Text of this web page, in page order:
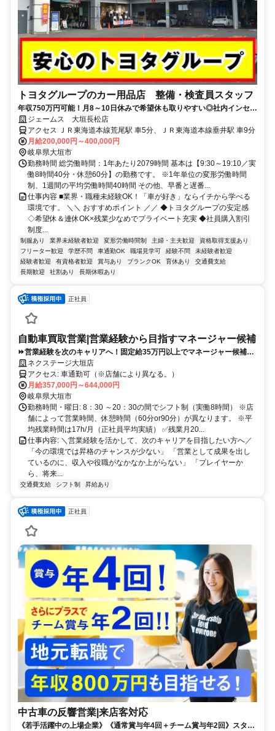
トヨタグループのカー用品店 整備・検査員スタッフ
年収750万円可能！月8～10日休みで希望休も取りやすい◎社内インセン
ティブ・勤続表彰・各種福利厚生・評価制度・社内研修・各種資格取得
支援など、従業員サポート充実！
ジェームス 大垣長松店
アクセス ＪＲ東海道本線荒尾駅 車5分、ＪＲ東海道本線垂井駅 車9分
月給200,000円～400,000円
岐阜県大垣市
勤務時間 総労働時間：1年あたり2079時間 基本は【9:30～19:10／実
働8時間40分・休憩60分】の勤務です。 ※1年単位の変形労働時間
制、1週間の平均労働時間40時間 その他、早番と遅番...
仕事内容 ■業界・職種未経験OK！「車が好き」ならイチから学べる
環境です。 ＼＼ おすすめポイント ／／ ◆トヨタグループの安定感
◇希望休＆連休OK×残業少なめでプライベート充実 ◆社員購入割引
制度...
制服あり 業界未経験者歓迎 変形労働時間制 主婦・主夫歓迎
資格取得支援あり
フリーター歓迎
学歴不問 車通勤OK 職場見学可 経験不問
未経験者歓迎
経験者歓迎
有資格者歓迎 賞与あり ブランクOK 育休あり
交通費支給
長期歓迎
社割あり 長期休暇あり
正社員
自動車買取営業|営業経験から目指すマネージャー候補
⏩️営業経験を次のキャリアへ！固定給35万円以上でマネージャー候補
へ！ネクステージ大垣店
アクセス: 車通勤可（※店舗により異なる。）
月給357,000円～644,000円
岐阜県大垣市
勤務時間・曜日: 8：30 ～20：30の間でシフト制（実働8時間） ※店
舗によって営業時間、休憩時間（60分or90分）が異なります。 ※平
均残業時間は17h/月（正社員平均実績） ✅残業月20...
仕事内容: ＼営業経験を活かして、次のキャリアを目指したい方へ／
「今の環境では昇格のチャンスが少ない」 「営業として成果を出し
ているのに、収入や役職がなかなか上がらない」 「プレイヤーか
ら、将来...
交通費支給 シフト制 昇給あり
正社員
中古車の反響営業|来店客対応
《若手活躍中の上場企業》《通常賞与年4回＋チーム賞与年2回》スター